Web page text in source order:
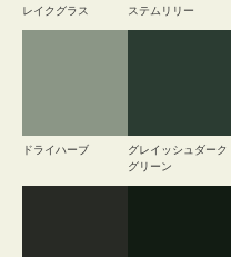
レイクグラス ステムリリー
ドライハーブ
グレイッシュダーク
グリーン